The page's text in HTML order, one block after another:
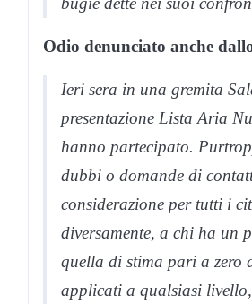
Odio denunciato anche
Ieri sera in una gremita
presentazione Lista Aria
hanno partecipato.
dubbi o domande di
considerazione per tutti i
diversamente, a chi ha un
quella di stima pari a zero
applicati a qualsiasi